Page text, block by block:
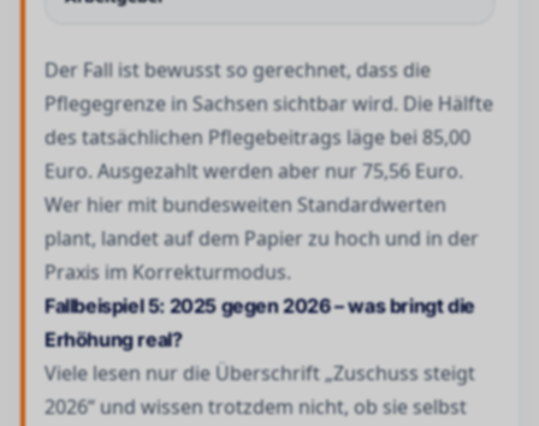
Der Fall ist bewusst so gerechnet, dass die
Pflegegrenze in Sachsen sichtbar wird. Die Hälfte
des tatsächlichen Pflegebeitrags läge bei 85,00
Euro. Ausgezahlt werden aber nur 75,56 Euro.
Wer hier mit bundesweiten Standardwerten
plant, landet auf dem Papier zu hoch und in der
Praxis im Korrekturmodus.
Fallbeispiel 5: 2025 gegen 2026 – was bringt die
Erhöhung real?
Viele lesen nur die Überschrift „Zuschuss steigt
2026“ und wissen trotzdem nicht, ob sie selbst